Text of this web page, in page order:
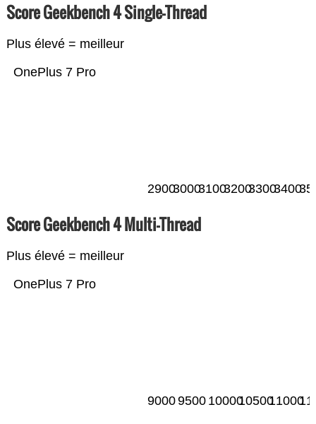
Score Geekbench 4 Single-Thread
Plus élevé = meilleur
OnePlus 7 Pro
290030003100320033003400
Score Geekbench 4 Multi-Thread
Plus élevé = meilleur
OnePlus 7 Pro
90009500 100001050011000